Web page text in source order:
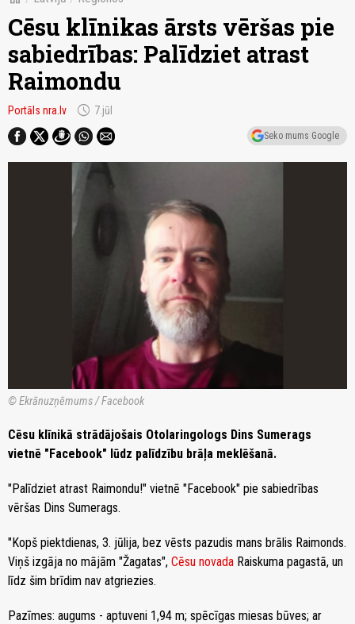
Cēsu klīnikas ārsts vēršas pie
sabiedrības: Palīdziet atrast
Raimondu
Portāls nra.lv schedule 7.jūl
Seko mums Google
© Ekrānuzņēmums / Facebook
Cēsu klīnikā strādājošais Otolaringologs Dins Sumerags
vietnē "Facebook" lūdz palīdzību brāļa meklēšanā.
"Palīdziet atrast Raimondu!" vietnē "Facebook" pie sabiedrības
vēršas Dins Sumerags.
"Kopš piektdienas, 3. jūlija, bez vēsts pazudis mans brālis Raimonds.
Viņš izgāja no mājām "Žagatas", Cēsu novada Raiskuma pagastā, un
līdz šim brīdim nav atgriezies.
Pazīmes: augums - aptuveni 1,94 m; spēcīgas miesas būves; ar